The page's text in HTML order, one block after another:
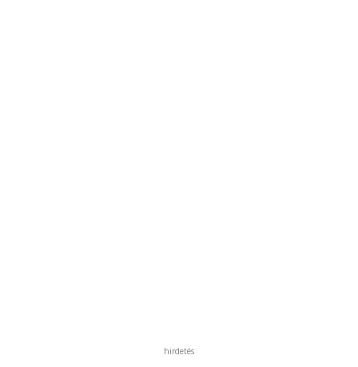
hirdetés